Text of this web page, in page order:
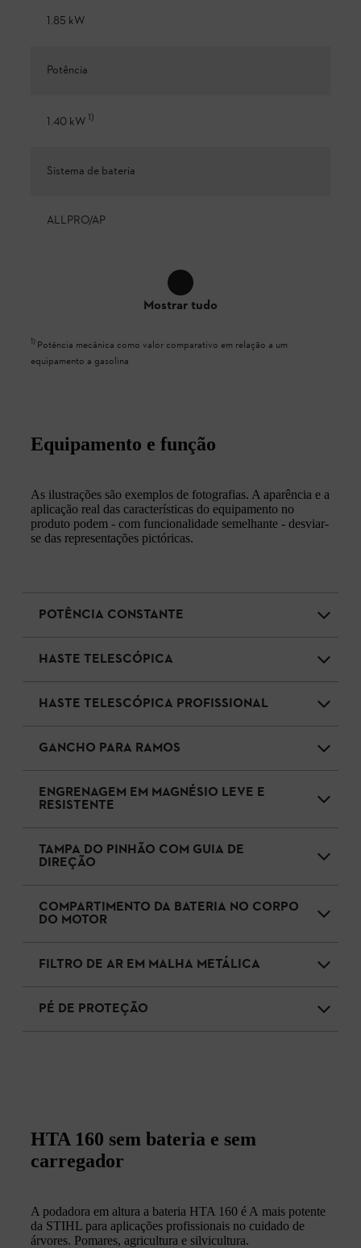
1.85 kW
Potência
1.40 kW1)
Sistema de bateria
ALLPRO/AP
Mostrar tudo
1) Potência mecânica como valor comparativo em relação a um
equipamento a gasolina
Equipamento e função
As ilustrações são exemplos de fotografias. A aparência e a
aplicação real das características do equipamento no
produto podem - com funcionalidade semelhante - desviar-
se das representações pictóricas.
POTÊNCIA CONSTANTE
HASTE TELESCÓPICA
HASTE TELESCÓPICA PROFISSIONAL
GANCHO PARA RAMOS
ENGRENAGEM EM MAGNÉSIO LEVE E
RESISTENTE
TAMPA DO PINHÃO COM GUIA DE
DIREÇÃO
COMPARTIMENTO DA BATERIA NO CORPO
DO MOTOR
FILTRO DE AR EM MALHA METÁLICA
PÉ DE PROTEÇÃO
HTA 160 sem bateria e sem
carregador
A podadora em altura a bateria HTA 160 é A mais potente
da STIHL para aplicações profissionais no cuidado de
árvores. Pomares, agricultura e silvicultura.